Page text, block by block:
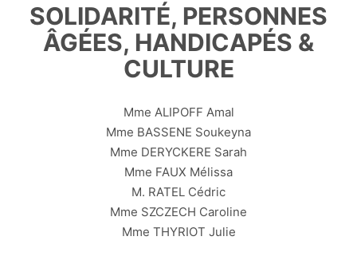
SOLIDARITÉ, PERSONNES
ÂGÉES, HANDICAPÉS &
CULTURE
Mme ALIPOFF Amal
Mme BASSENE Soukeyna
Mme DERYCKERE Sarah
Mme FAUX Mélissa
M. RATEL Cédric
Mme SZCZECH Caroline
Mme THYRIOT Julie